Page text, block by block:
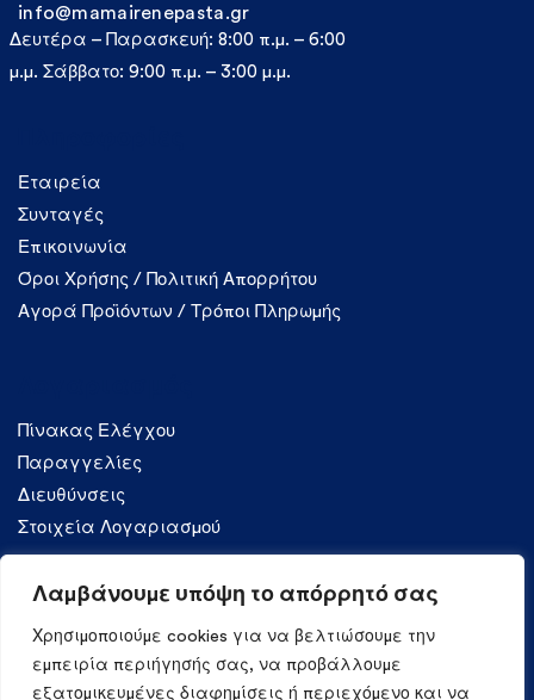
Λαμβάνουμε υπόψη το απόρρητό σας
Χρησιμοποιούμε cookies για να βελτιώσουμε την
εμπειρία περιήγησής σας, να προβάλλουμε
εξατομικευμένες διαφημίσεις ή περιεχόμενο και να
Εταιρεία
Συνταγές
Επικοινωνία
Όροι Χρήσης / Πολιτική Απορρήτου
Αγορά Προϊόντων / Τρόποι Πληρωμής
Πίνακας Ελέγχου
Παραγγελίες
Διευθύνσεις
Στοιχεία Λογαριασμού
Κατηγορίες
Ζυμαρικά
info@mamairenepasta.gr
Δευτέρα – Παρασκευή: 8:00 π.μ. – 6:00
μ.μ. Σάββατο: 9:00 π.μ. – 3:00 μ.μ.